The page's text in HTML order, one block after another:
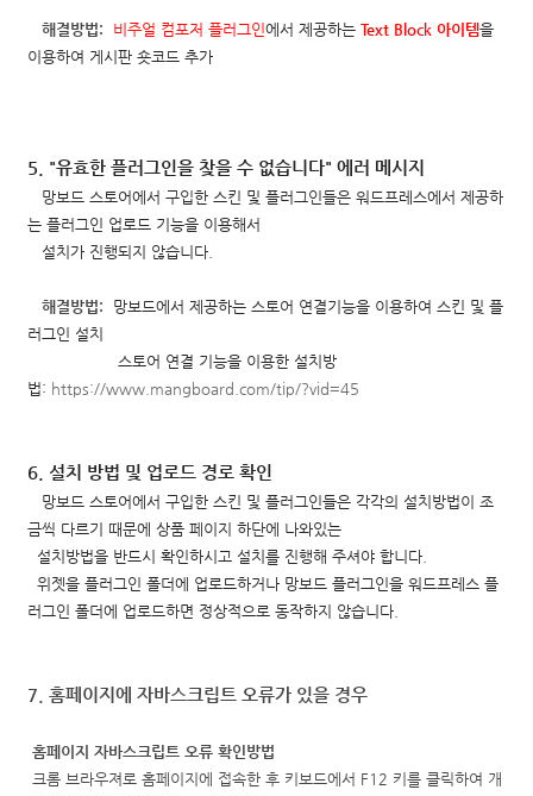
해결방법: 비주얼 컴포저 플러그인에서 제공하는 Text Block 아이템을
이용하여 게시판 숏코드 추가
5. "유효한 플러그인을 찾을 수 없습니다" 에러 메시지
망보드 스토어에서 구입한 스킨 및 플러그인들은 워드프레스에서 제공하
는 플러그인 업로드 기능을 이용해서
설치가 진행되지 않습니다.
해결방법:
망보드에서 제공하는 스토어 연결기능을 이용하여 스킨 및 플
러그인 설치
스토어 연결 기능을 이용한 설치방
법: https://www.mangboard.com/tip/?vid=45
6. 설치 방법 및 업로드 경로 확인
망보드 스토어에서 구입한 스킨 및 플러그인들은 각각의 설치방법이 조
금씩 다르기 때문에 상품 페이지 하단에 나와있는
설치방법을 반드시 확인하시고 설치를 진행해 주셔야 합니다.
위젯을 플러그인 폴더에 업로드하거나 망보드 플러그인을 워드프레스 플
러그인 폴더에 업로드하면 정상적으로 동작하지 않습니다.
7. 홈페이지에 자바스크립트 오류가 있을 경우
홈페이지 자바스크립트 오류 확인방법
크롬 브라우져로 홈페이지에 접속한 후 키보드에서 F12 키를 클릭하여 개